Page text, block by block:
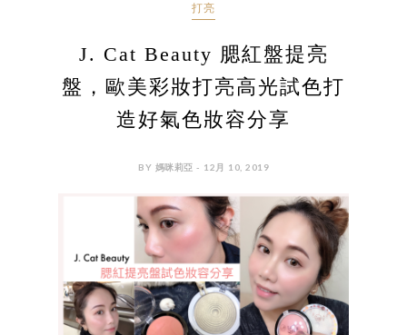
打亮
J. Cat Beauty 腮紅盤提亮
盤，歐美彩妝打亮高光試色打
造好氣色妝容分享
BY 媽咪莉亞 - 12月 10, 2019